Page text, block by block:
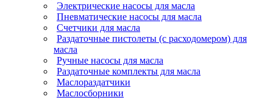
Электрические насосы для масла
Пневматические насосы для масла
Счетчики для масла
Раздаточные пистолеты (с расходомером) для
масла
Ручные насосы для масла
Раздаточные комплекты для масла
Маслораздатчики
Маслосборники